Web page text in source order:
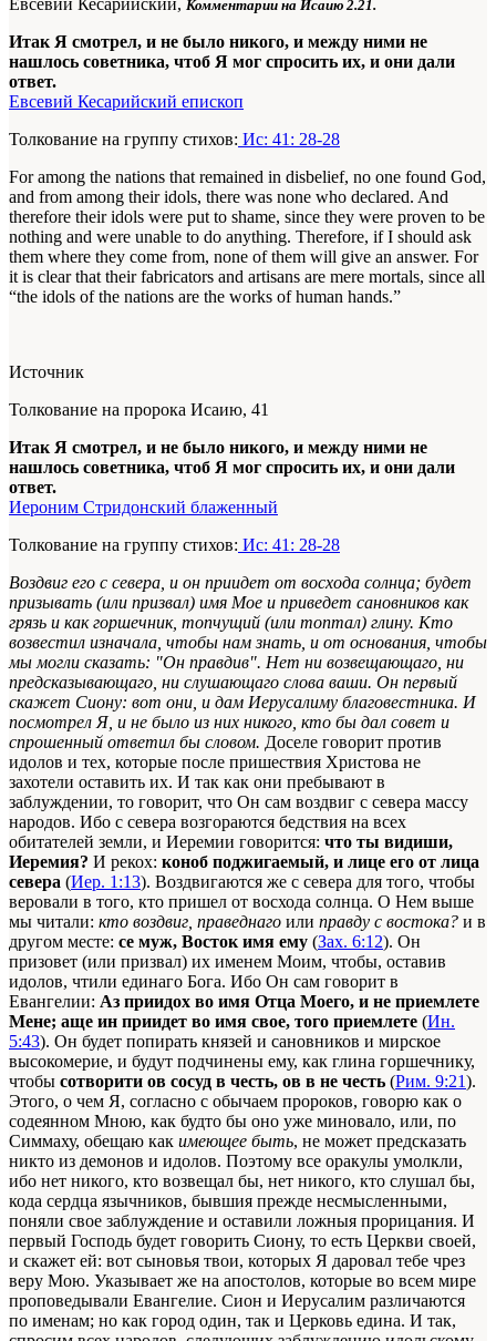
Евсевий Кесарийский, Комментарии на Исаию 2.21.
Итак Я смотрел, и не было никого, и между ними не
нашлось советника, чтоб Я мог спросить их, и они дали
ответ.
Евсевий Кесарийский епископ
Толкование на группу стихов: Ис: 41: 28-28
For among the nations that remained in disbelief, no one found God,
and from among their idols, there was none who declared. And
therefore their idols were put to shame, since they were proven to be
nothing and were unable to do anything. Therefore, if I should ask
them where they come from, none of them will give an answer. For
it is clear that their fabricators and artisans are mere mortals, since all
“the idols of the nations are the works of human hands.”
Источник
Толкование на пророка Исаию, 41
Итак Я смотрел, и не было никого, и между ними не
нашлось советника, чтоб Я мог спросить их, и они дали
ответ.
Иероним Стридонский блаженный
Толкование на группу стихов: Ис: 41: 28-28
Воздвиг его с севера, и он приидет от восхода солнца; будет
призывать (или призвал) имя Мое и приведет сановников как
грязь и как горшечник, топчущий (или топтал) глину. Кто
возвестил изначала, чтобы нам знать, и от основания, чтобы
мы могли сказать: "Он правдив". Нет ни возвещающаго, ни
предсказывающаго, ни слушающаго слова ваши. Он первый
скажет Сиону: вот они, и дам Иерусалиму благовестника. И
посмотрел Я, и не было из них никого, кто бы дал совет и
спрошенный ответил бы словом. Доселе говорит против
идолов и тех, которые после пришествия Христова не
захотели оставить их. И так как они пребывают в
заблуждении, то говорит, что Он сам воздвиг с севера массу
народов. Ибо с севера возгораются бедствия на всех
обитателей земли, и Иеремии говорится: что ты видиши,
Иеремия? И рекох: коноб поджигаемый, и лице его от лица
севера (Иер. 1:13). Воздвигаются же с севера для того, чтобы
веровали в того, кто пришел от восхода солнца. О Нем выше
мы читали: кто воздвиг, праведнаго или правду с востока? и в
другом месте: се муж, Восток имя ему (Зах. 6:12). Он
призовет (или призвал) их именем Моим, чтобы, оставив
идолов, чтили единаго Бога. Ибо Он сам говорит в
Евангелии: Аз приидох во имя Отца Моего, и не приемлете
Мене; аще ин приидет во имя свое, того приемлете (Ин.
5:43). Он будет попирать князей и сановников и мирское
высокомерие, и будут подчинены ему, как глина горшечнику,
чтобы сотворити ов сосуд в честь, ов в не честь (Рим. 9:21).
Этого, о чем Я, согласно с обычаем пророков, говорю как о
содеянном Мною, как будто бы оно уже миновало, или, по
Симмаху, обещаю как имеющее быть, не может предсказать
никто из демонов и идолов. Поэтому все оракулы умолкли,
ибо нет никого, кто возвещал бы, нет никого, кто слушал бы,
кода сердца язычников, бывшия прежде несмысленными,
поняли свое заблуждение и оставили ложныя прорицания. И
первый Господь будет говорить Сиону, то есть Церкви своей,
и скажет ей: вот сыновья твои, которых Я даровал тебе чрез
веру Мою. Указывает же на апостолов, которые во всем мире
проповедывали Евангелие. Сион и Иерусалим различаются
по именам; но как город один, так и Церковь едина. И так,